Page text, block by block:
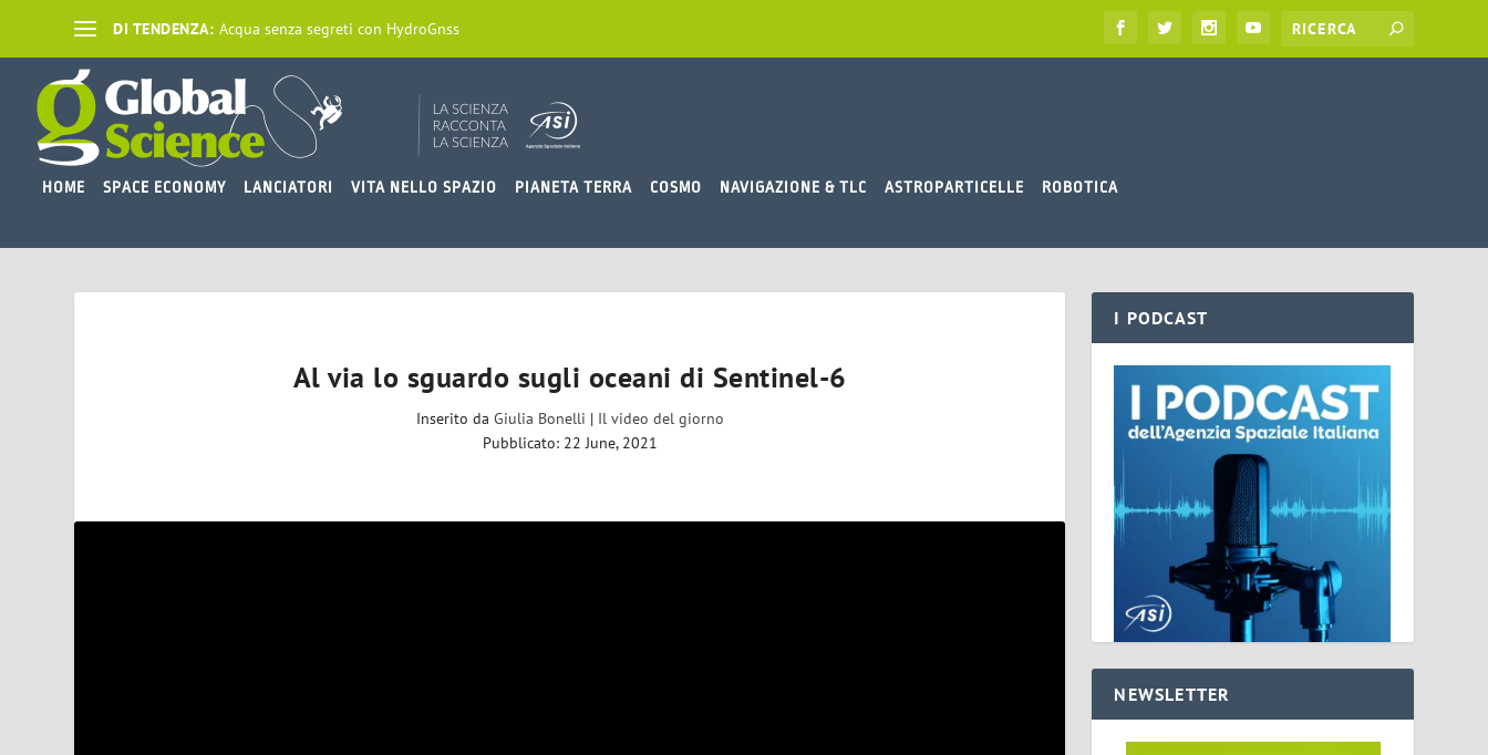
DI TENDENZA: Acqua senza segreti con HydroGnss
HOME SPACE ECONOMY LANCIATORI VITA NELLO SPAZIO PIANETA TERRA COSMO NAVIGAZIONE & TLC ASTROPARTICELLE ROBOTICA
Al via lo sguardo sugli oceani di Sentinel-6
Inserito da Giulia Bonelli | Il video del giorno
Pubblicato: 22 June, 2021
I PODCAST
NEWSLETTER